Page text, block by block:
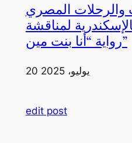
والرحلات المصري
لمناقشة
رواية “أنا بنت مين”
20 يوليو، 2025
edit post